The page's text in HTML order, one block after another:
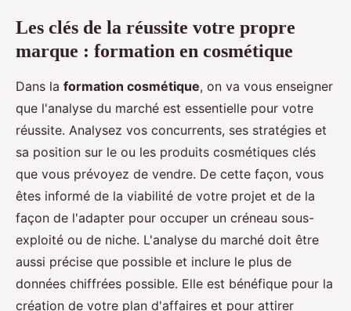
Les clés de la réussite votre propre
marque : formation en cosmétique
Dans la formation cosmétique, on va vous enseigner
que l'analyse du marché est essentielle pour votre
réussite. Analysez vos concurrents, ses stratégies et
sa position sur le ou les produits cosmétiques clés
que vous prévoyez de vendre. De cette façon, vous
êtes informé de la viabilité de votre projet et de la
façon de l'adapter pour occuper un créneau sous-
exploité ou de niche. L'analyse du marché doit être
aussi précise que possible et inclure le plus de
données chiffrées possible. Elle est bénéfique pour la
création de votre plan d'affaires et pour attirer